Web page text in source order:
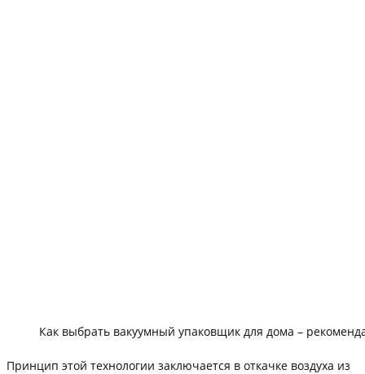
Как выбрать вакуумный упаковщик для дома –
Принцип этой технологии заключается в откачке воздуха из